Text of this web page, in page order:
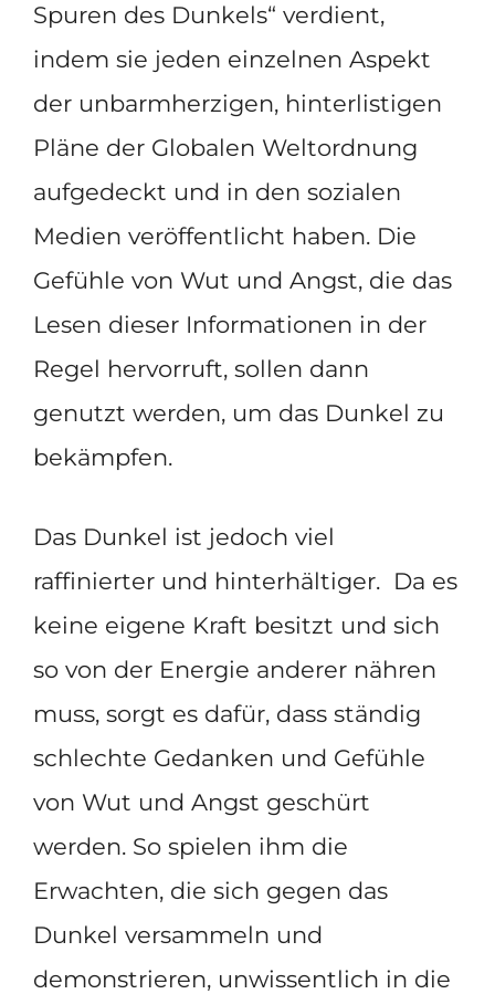
Spuren des Dunkels“ verdient,
indem sie jeden einzelnen Aspekt
der unbarmherzigen, hinterlistigen
Pläne der Globalen Weltordnung
aufgedeckt und in den sozialen
Medien veröffentlicht haben. Die
Gefühle von Wut und Angst, die das
Lesen dieser Informationen in der
Regel hervorruft, sollen dann
genutzt werden, um das Dunkel zu
bekämpfen.
Das Dunkel ist jedoch viel
raffinierter und hinterhältiger. Da es
keine eigene Kraft besitzt und sich
so von der Energie anderer nähren
muss, sorgt es dafür, dass ständig
schlechte Gedanken und Gefühle
von Wut und Angst geschürt
werden. So spielen ihm die
Erwachten, die sich gegen das
Dunkel versammeln und
demonstrieren, unwissentlich in die